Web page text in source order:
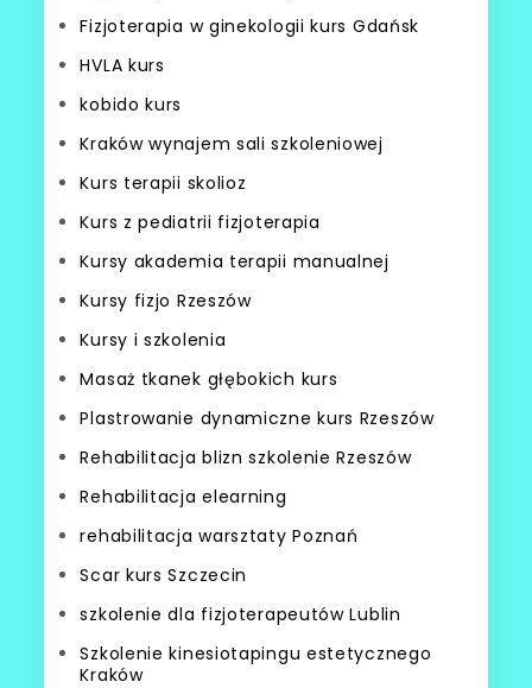
Fizjoterapia w ginekologii kurs Gdańsk
HVLA kurs
kobido kurs
Kraków wynajem sali szkoleniowej
Kurs terapii skolioz
Kurs z pediatrii fizjoterapia
Kursy akademia terapii manualnej
Kursy fizjo Rzeszów
Kursy i szkolenia
Masaż tkanek głębokich kurs
Plastrowanie dynamiczne kurs Rzeszów
Rehabilitacja blizn szkolenie Rzeszów
Rehabilitacja elearning
rehabilitacja warsztaty Poznań
Scar kurs Szczecin
szkolenie dla fizjoterapeutów Lublin
Szkolenie kinesiotapingu estetycznego
Kraków